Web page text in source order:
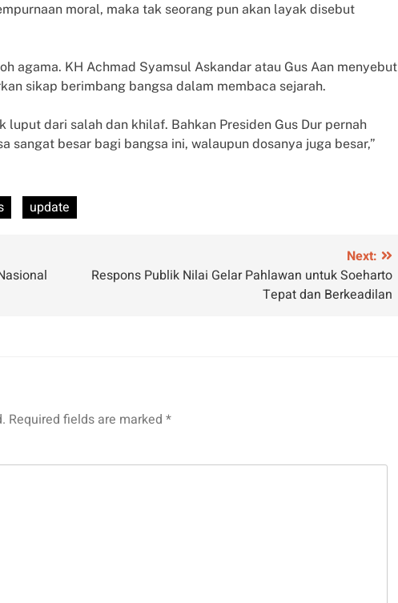
moral, maka tak seorang pun akan layak disebut
agama. KH Achmad Syamsul Askandar atau Gus Aan menyebut
sikap berimbang bangsa dalam membaca sejarah.
luput dari salah dan khilaf. Bahkan Presiden Gus Dur pernah
sangat besar bagi bangsa ini, walaupun dosanya juga besar,”
update
Next:
Respons Publik Nilai Gelar Pahlawan untuk Soeharto
Tepat dan Berkeadilan
Required fields are marked *